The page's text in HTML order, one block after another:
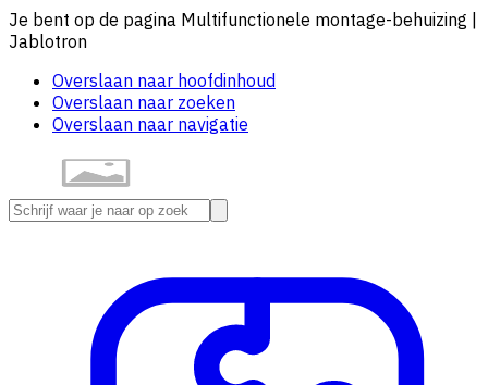
Je bent op de pagina Multifunctionele montage-behuizing |
Jablotron
Overslaan naar hoofdinhoud
Overslaan naar zoeken
Overslaan naar navigatie